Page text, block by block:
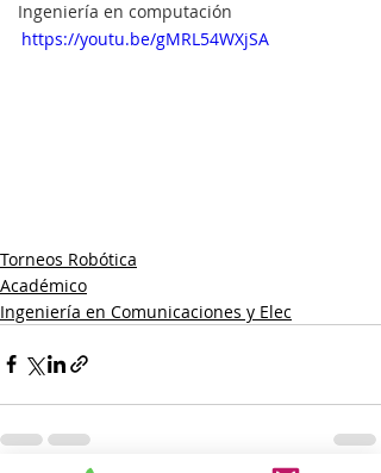
Ingeniería en computación
https://youtu.be/gMRL54WXjSA
Torneos Robótica
Académico
Ingeniería en Comunicaciones y Elec